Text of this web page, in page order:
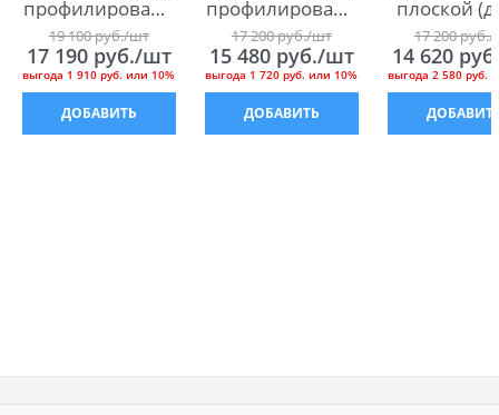
профилированн
ой (до 120 мм)
кровли
19 100 руб./шт
17 190 руб./шт
выгода 1 910 руб. или 10%
ДОБАВИТЬ
профилированн
ой (от 16 до 50
мм) кровли
17 200 руб./шт
15 480 руб./шт
выгода 1 720 руб. или 10%
ДОБАВИТЬ
плоской
мм)
17 200 руб./
14 620
выгода2 580 руб.